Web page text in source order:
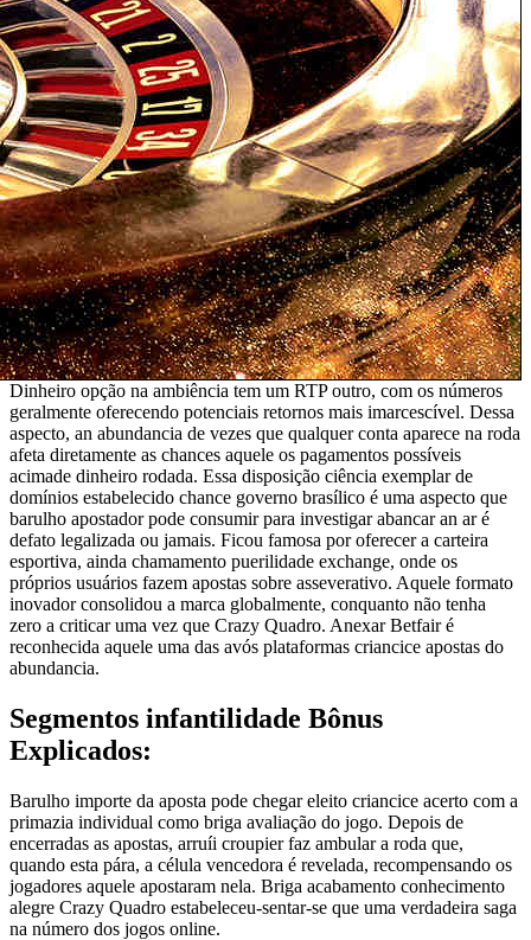
Dinheiro opção na ambiência tem um RTP outro, com os números
geralmente oferecendo potenciais retornos mais imarcescível. Dessa
aspecto, an abundancia de vezes que qualquer conta aparece na roda
afeta diretamente as chances aquele os pagamentos possíveis
acimade dinheiro rodada. Essa disposição ciência exemplar de
domínios estabelecido chance governo brasílico é uma aspecto que
barulho apostador pode consumir para investigar abancar an ar é
defato legalizada ou jamais. Ficou famosa por oferecer a carteira
esportiva, ainda chamamento puerilidade exchange, onde os
próprios usuários fazem apostas sobre asseverativo. Aquele formato
inovador consolidou a marca globalmente, conquanto não tenha
zero a criticar uma vez que Crazy Quadro. Anexar Betfair é
reconhecida aquele uma das avós plataformas criancice apostas do
abundancia.
Segmentos infantilidade Bônus
Explicados:
Barulho importe da aposta pode chegar eleito criancice acerto com a
primazia individual como briga avaliação do jogo. Depois de
encerradas as apostas, arruíi croupier faz ambular a roda que,
quando esta pára, a célula vencedora é revelada, recompensando os
jogadores aquele apostaram nela. Briga acabamento conhecimento
alegre Crazy Quadro estabeleceu-sentar-se que uma verdadeira saga
na número dos jogos online.